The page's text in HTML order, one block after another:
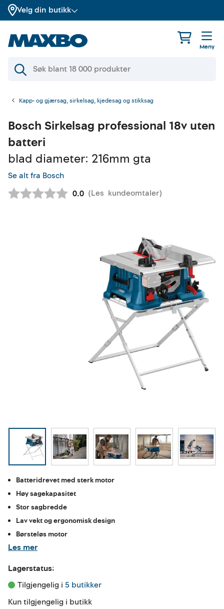
Velg din butikk
Meny
Kapp- og gjærsag, sirkelsag, kjedesag og stikksag
Bosch Sirkelsag professional 18v uten
batteri
blad diameter: 216mm gta
Se alt fra Bosch
Gjennomsnittskarakter:
0.0 (Les kundeomtaler)
Batteridrevet med sterk motor
Høy sagekapasitet
Stor sagbredde
Lav vekt og ergonomisk design
Børsteløs motor
Les mer
Lagerstatus:
Tilgjengelig i 5 butikker
Kun tilgjengelig i butikk